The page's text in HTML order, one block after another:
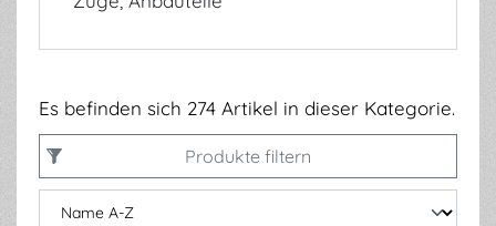
Es befinden sich 274 Artikel in dieser Kategorie.
Produkte filtern